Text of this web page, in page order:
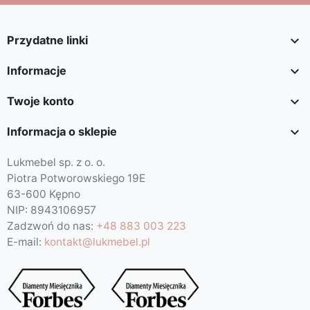
Przydatne linki 
Informacje 
Twoje konto 
Informacja o sklepie 
Lukmebel sp. z o. o.
Piotra Potworowskiego 19E
63-600 Kępno
NIP: 8943106957
Zadzwoń do nas: +48 883 003 223
E-mail: kontakt@lukmebel.pl